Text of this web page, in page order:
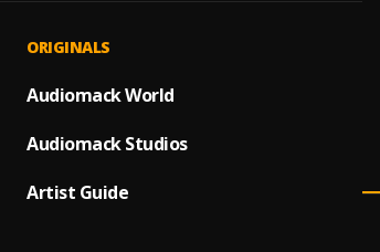
ORIGINALS
Audiomack World
Audiomack Studios
Artist Guide